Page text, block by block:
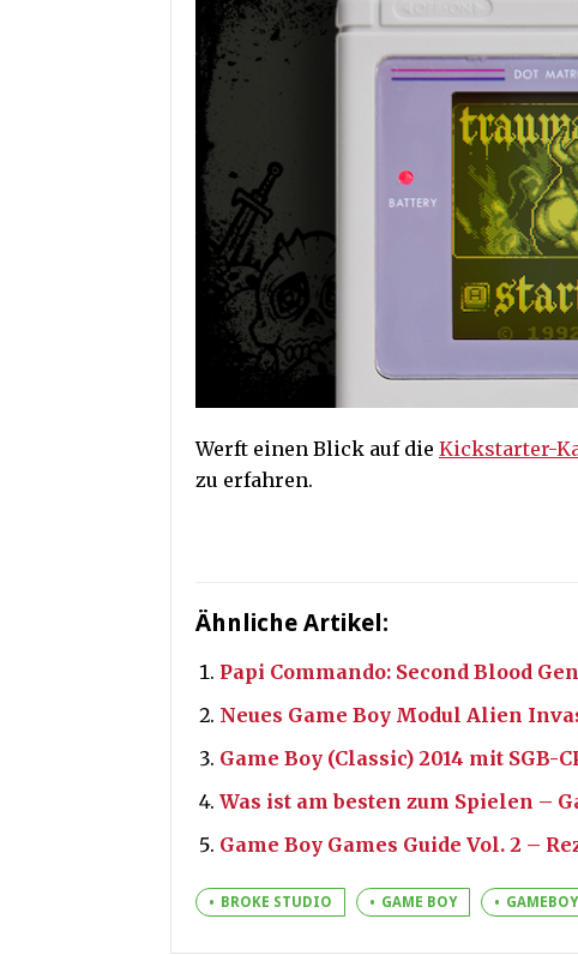
Werft einen Blick auf die Kickstarter-
zu erfahren.
Ähnliche Artikel:
Papi Commando: Second Blood
Neues Game Boy Modul Alien
Game Boy (Classic) 2014 mit SGB-
Was ist am besten zum Spielen –
Game Boy Games Guide Vol. 2 –
BROKE STUDIO GAME BOY GAMEBOY